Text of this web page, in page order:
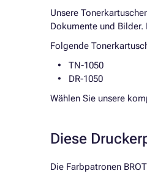
Unsere
Dokumente und
Folgende
TN-1050
DR-1050
Wählen Sie unsere
Diese
Die Farbpatronen